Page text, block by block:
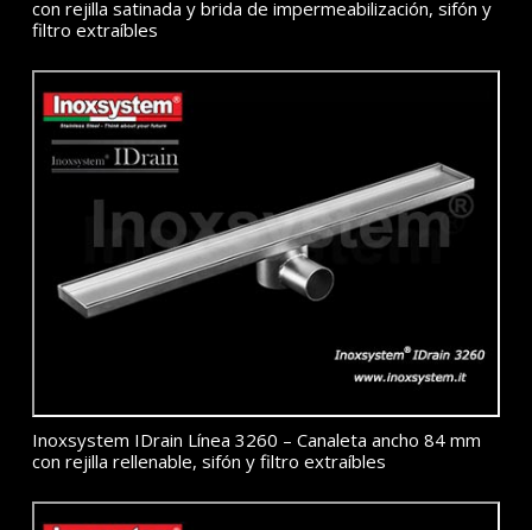
con rejilla satinada y brida de impermeabilización, sifón y
filtro extraíbles
Inoxsystem IDrain Línea 3260 – Canaleta ancho 84 mm
con rejilla rellenable, sifón y filtro extraíbles